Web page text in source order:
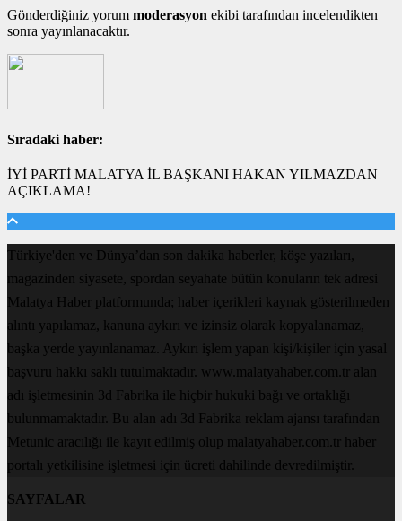
Gönderdiğiniz yorum moderasyon ekibi tarafından incelendikten
sonra yayınlanacaktır.
Sıradaki haber:
İYİ PARTİ MALATYA İL BAŞKANI HAKAN YILMAZDAN
AÇIKLAMA!
Türkiye'den ve Dünya’dan son dakika haberler, köşe yazıları,
magazinden siyasete, spordan seyahate bütün konuların tek adresi
Malatya Haber platformunda; haber içerikleri kaynak gösterilmeden
alıntı yapılamaz, kanuna aykırı ve izinsiz olarak kopyalanamaz,
başka yerde yayınlanamaz. Aykırı işlem yapan kişi/kişiler için yasal
başvuru hakkı saklı tutulmaktadır. www.malatyahaber.com.tr alan
adı işletmesinin 3d Fabrika ile hiçbir hukuki bağı ve ortaklığı
bulunmamaktadır. Bu alan adı 3d Fabrika reklam ajansı tarafından
Metunic aracılığı ile kayıt edilmiş olup malatyahaber.com.tr haber
portalı yetkilisine işletmesi için ücreti dahilinde devredilmiştir.
SAYFALAR